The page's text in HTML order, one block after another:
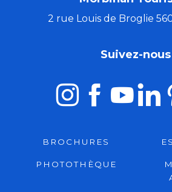
2 rue Louis de Broglie
Suivez-nous
BROCHURES
PHOTOTHÈQUE